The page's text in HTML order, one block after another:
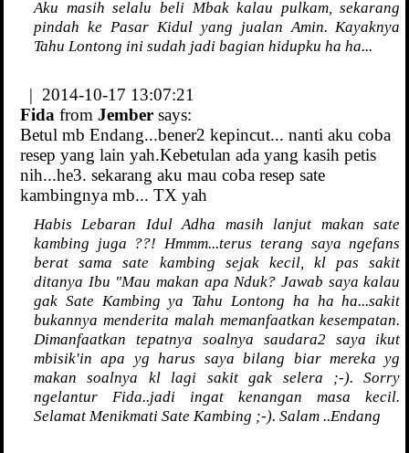
Aku masih selalu beli Mbak kalau pulkam, sekarang
pindah ke Pasar Kidul yang jualan Amin. Kayaknya
Tahu Lontong ini sudah jadi bagian hidupku ha ha...
| 2014-10-17 13:07:21
Fida from Jember says:
Betul mb Endang...bener2 kepincut... nanti aku coba
resep yang lain yah.Kebetulan ada yang kasih petis
nih...he3. sekarang aku mau coba resep sate
kambingnya mb... TX yah
Habis Lebaran Idul Adha masih lanjut makan sate
kambing juga ??! Hmmm...terus terang saya ngefans
berat sama sate kambing sejak kecil, kl pas sakit
ditanya Ibu "Mau makan apa Nduk? Jawab saya kalau
gak Sate Kambing ya Tahu Lontong ha ha ha...sakit
bukannya menderita malah memanfaatkan kesempatan.
Dimanfaatkan tepatnya soalnya saudara2 saya ikut
mbisik'in apa yg harus saya bilang biar mereka yg
makan soalnya kl lagi sakit gak selera ;-). Sorry
ngelantur Fida..jadi ingat kenangan masa kecil.
Selamat Menikmati Sate Kambing ;-). Salam ..Endang